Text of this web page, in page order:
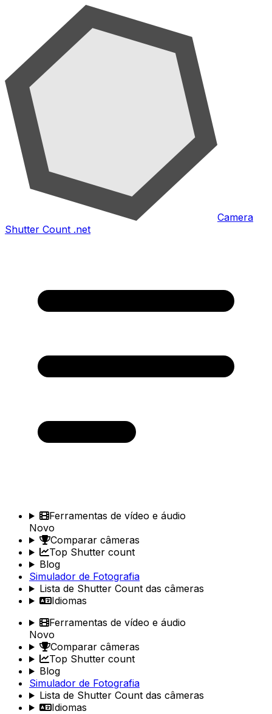
Camera
Shutter Count .net
Ferramentas de vídeo e áudio
Novo
Comparar câmeras
Top Shutter count
Blog
Simulador de Fotografia
Lista de Shutter Count das câmeras
Idiomas
Ferramentas de vídeo e áudio
Novo
Comparar câmeras
Top Shutter count
Blog
Simulador de Fotografia
Lista de Shutter Count das câmeras
Idiomas